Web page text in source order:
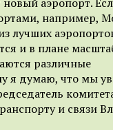
например,
лучших
и в плане
различные
я думаю, что мы
и связи